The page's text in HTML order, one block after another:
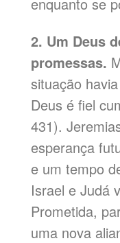
enquanto se
2. Um Deus
promessas.
situação
Deus é fiel
431).
esperança
e um tempo
Israel e Judá
Prometida,
uma nova